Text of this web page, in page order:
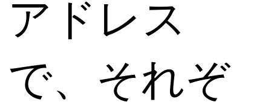
アドレス
で、それぞ